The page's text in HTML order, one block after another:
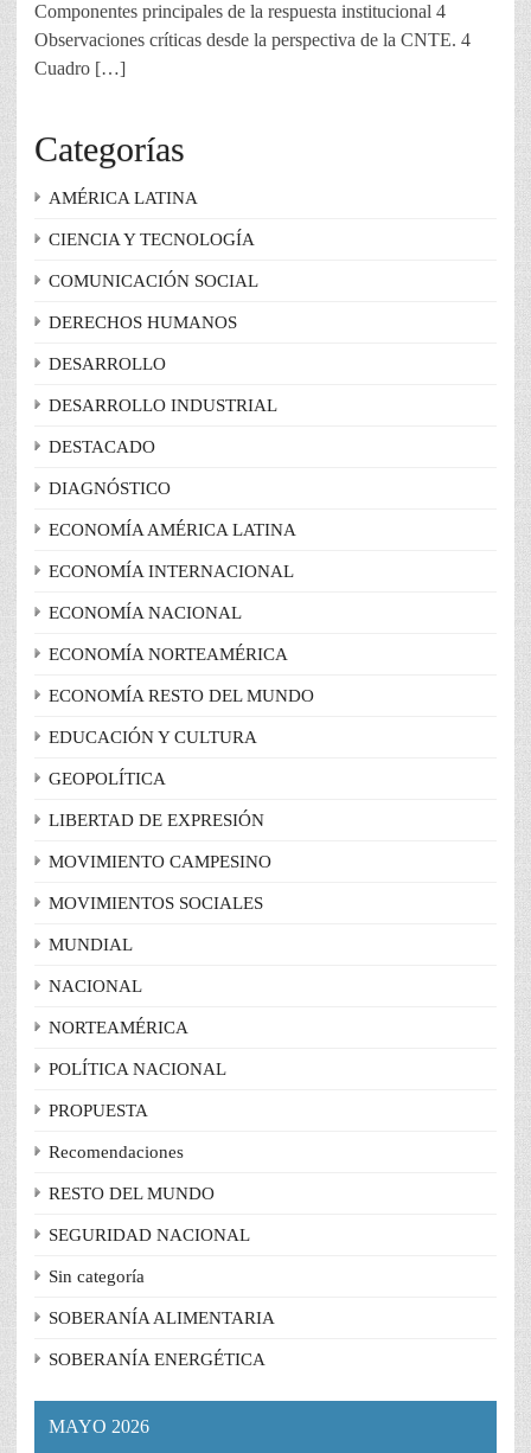
Componentes principales de la respuesta institucional 4
Observaciones críticas desde la perspectiva de la CNTE. 4
Cuadro […]
Categorías
AMÉRICA LATINA
CIENCIA Y TECNOLOGÍA
COMUNICACIÓN SOCIAL
DERECHOS HUMANOS
DESARROLLO
DESARROLLO INDUSTRIAL
DESTACADO
DIAGNÓSTICO
ECONOMÍA AMÉRICA LATINA
ECONOMÍA INTERNACIONAL
ECONOMÍA NACIONAL
ECONOMÍA NORTEAMÉRICA
ECONOMÍA RESTO DEL MUNDO
EDUCACIÓN Y CULTURA
GEOPOLÍTICA
LIBERTAD DE EXPRESIÓN
MOVIMIENTO CAMPESINO
MOVIMIENTOS SOCIALES
MUNDIAL
NACIONAL
NORTEAMÉRICA
POLÍTICA NACIONAL
PROPUESTA
Recomendaciones
RESTO DEL MUNDO
SEGURIDAD NACIONAL
Sin categoría
SOBERANÍA ALIMENTARIA
SOBERANÍA ENERGÉTICA
MAYO 2026